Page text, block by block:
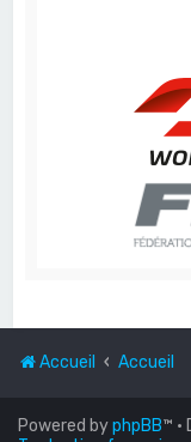
Accueil Accueil
Powered byphpBB™ •